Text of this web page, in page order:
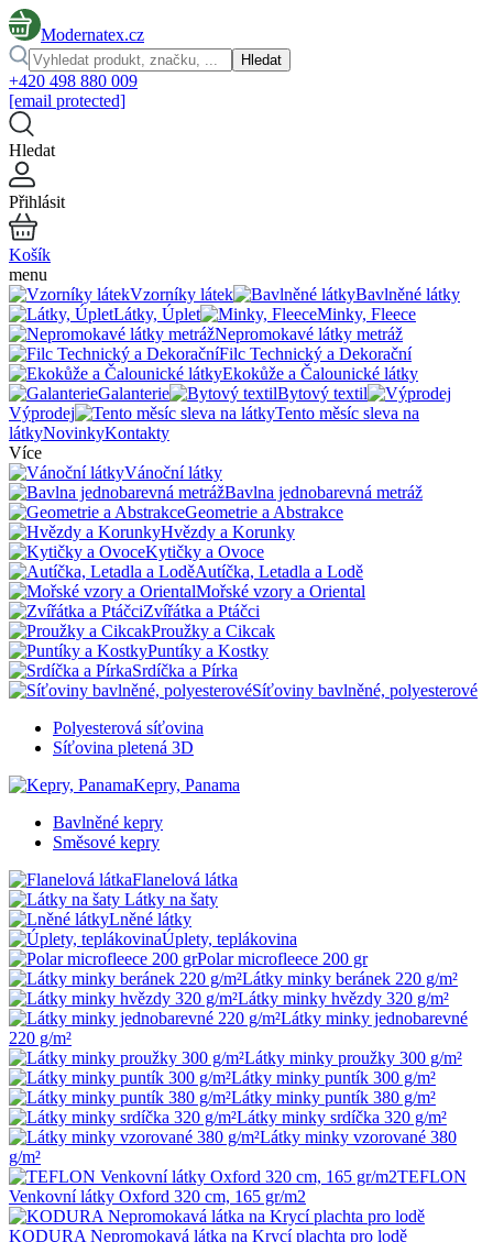
Modernatex.cz
Hledat
+420 498 880 009
[email protected]
Hledat
Přihlásit
Košík
menu
Vzorníky látek
Bavlněné látky
Látky, Úplet
Minky, Fleece
Nepromokavé látky metráž
Filc Technický a Dekorační
Ekokůže a Čalounické látky
Galanterie
Bytový textil
Výprodej
Tento měsíc sleva na
látkyNovinkyKontakty
Více
Vánoční látky
Bavlna jednobarevná metráž
Geometrie a Abstrakce
Hvězdy a Korunky
Kytičky a Ovoce
Autíčka, Letadla a Lodě
Mořské vzory a Oriental
Zvířátka a Ptáčci
Proužky a Cikcak
Puntíky a Kostky
Srdíčka a Pírka
Síťoviny bavlněné, polyesterové
Polyesterová síťovina
Síťovina pletená 3D
Kepry, Panama
Bavlněné kepry
Směsové kepry
Flanelová látka
Látky na šaty
Lněné látky
Úplety, teplákovina
Polar microfleece 200 gr
Látky minky beránek 220 g/m²
Látky minky hvězdy 320 g/m²
Látky minky jednobarevné
220 g/m²
Látky minky proužky 300 g/m²
Látky minky puntík 300 g/m²
Látky minky puntík 380 g/m²
Látky minky srdíčka 320 g/m²
Látky minky vzorované 380
g/m²
TEFLON
Venkovní látky Oxford 320 cm, 165 gr/m2
KODURA Nepromokavá látka na Krycí plachta pro lodě